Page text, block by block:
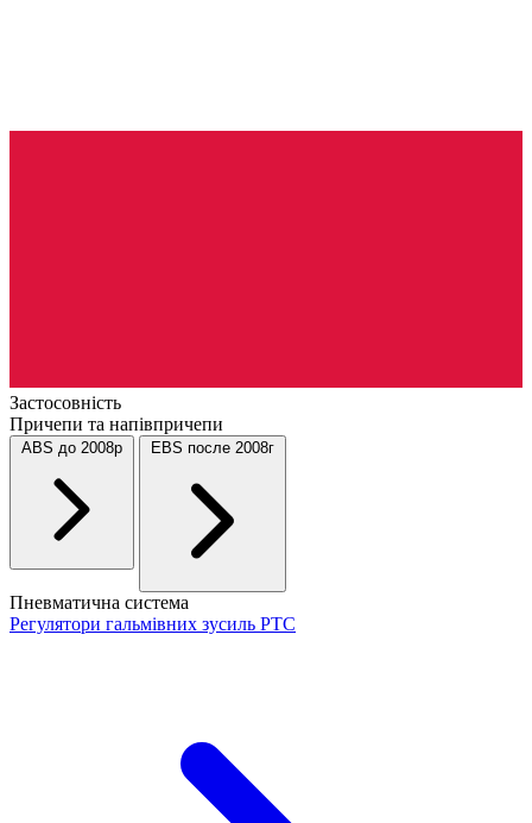
Застосовність
Причепи та напівпричепи
Пневматична система
Регулятори гальмівних зусиль РТС